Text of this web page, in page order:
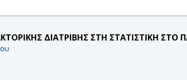
ΔΙΑΤΡΙΒΗΣ ΣΤΗ ΣΤΑΤΙΣΤΙΚΗ ΣΤΟ